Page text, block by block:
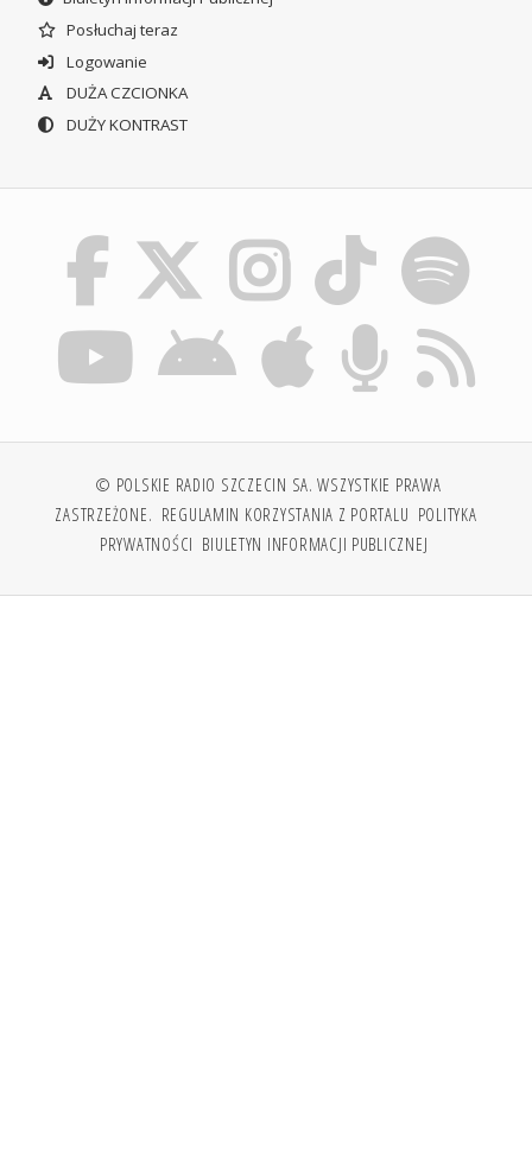
Posłuchaj teraz
Logowanie
DUŻA CZCIONKA
DUŻY KONTRAST
© POLSKIE RADIO SZCZECIN SA. WSZYSTKIE PRAWA
ZASTRZEŻONE. REGULAMIN KORZYSTANIA Z PORTALU POLITYKA
PRYWATNOŚCI BIULETYN INFORMACJI PUBLICZNEJ